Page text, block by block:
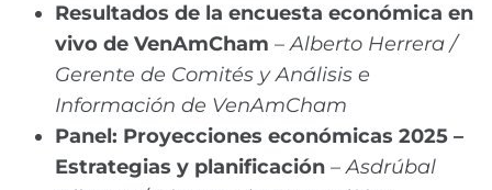
Resultados de la encuesta económica en
vivo de VenAmCham –Alberto Herrera /
Gerente de Comités y Análisis e
Información de VenAmCham
Panel: Proyecciones económicas 2025 –
Estrategias y planificación –Asdrúbal